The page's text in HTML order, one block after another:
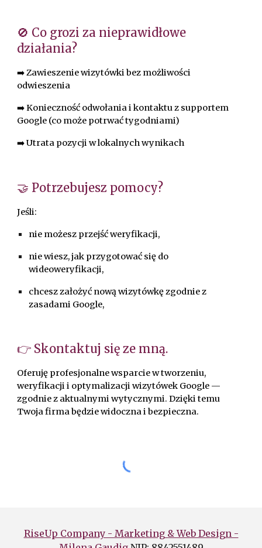
🚫 Co grozi za nieprawidłowe
działania?
➡️ Zawieszenie wizytówki bez możliwości
odwieszenia
➡️ Konieczność odwołania i kontaktu z supportem
Google (co może potrwać tygodniami)
➡️ Utrata pozycji w lokalnych wynikach
🤝 Potrzebujesz pomocy?
Jeśli:
nie możesz przejść weryfikacji,
nie wiesz, jak przygotować się do
wideoweryfikacji,
chcesz założyć nową wizytówkę zgodnie z
zasadami Google,
👉 Skontaktuj się ze mną.
Oferuję profesjonalne wsparcie w tworzeniu,
weryfikacji i optymalizacji wizytówek Google —
zgodnie z aktualnymi wytycznymi. Dzięki temu
Twoja firma będzie widoczna i bezpieczna.
RiseUp Company - Marketing & Web Design -